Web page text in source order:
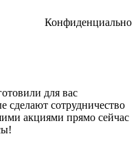
Конфиденциально
для вас
сделают сотрудничество
акциями прямо сейчас